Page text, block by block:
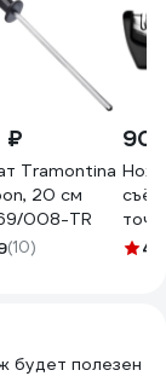
₽
Tramontina
20 см
008-TR
(10) 4.9
будет полезен